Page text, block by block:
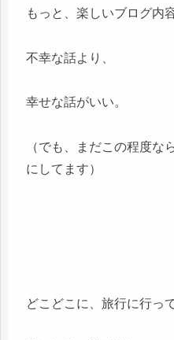
もっと、楽しいブログ内
不幸な話より、
幸せな話がいい。
（でも、まだこの程度な
にしてます）
どこどこに、旅行に行っ